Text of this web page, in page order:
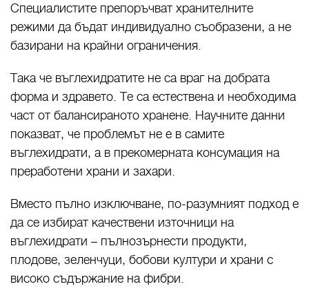
Специалистите препоръчват хранителните
режими да бъдат индивидуално съобразени, а не
базирани на крайни ограничения.
Така че въглехидратите не са враг на добрата
форма и здравето. Те са естествена и необходима
част от балансираното хранене. Научните данни
показват, че проблемът не е в самите
въглехидрати, а в прекомерната консумация на
преработени храни и захари.
Вместо пълно изключване, по-разумният подход е
да се избират качествени източници на
въглехидрати – пълнозърнести продукти,
плодове, зеленчуци, бобови култури и храни с
високо съдържание на фибри.